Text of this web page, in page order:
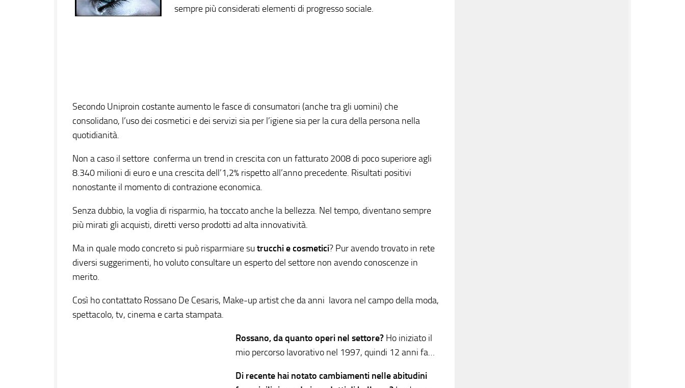
sempre più considerati elementi di progresso sociale.
Secondo Uniproin costante aumento le fasce di consumatori (anche tra gli uomini) che
consolidano, l’uso dei cosmetici e dei servizi sia per l’igiene sia per la cura della persona nella
quotidianità.
Non a caso il settore conferma un trend in crescita con un fatturato 2008 di poco superiore agli
8.340 milioni di euro e una crescita dell’1,2% rispetto all’anno precedente. Risultati positivi
nonostante il momento di contrazione economica.
Senza dubbio, la voglia di risparmio, ha toccato anche la bellezza. Nel tempo, diventano sempre
più mirati gli acquisti, diretti verso prodotti ad alta innovatività.
Ma in quale modo concreto si può risparmiare sutrucchi e cosmetici? Pur avendo trovato in rete
diversi suggerimenti, ho voluto consultare un esperto del settore non avendo conoscenze in
merito.
Così ho contattato Rossano De Cesaris, Make-up artist che da anni lavora nel campo della moda,
spettacolo, tv, cinema e carta stampata.
Rossano, da quanto operi nel settore? Ho iniziato il
mio percorso lavorativo nel 1997, quindi 12 anni fa…
Di recente hai notato cambiamenti nelle abitudini